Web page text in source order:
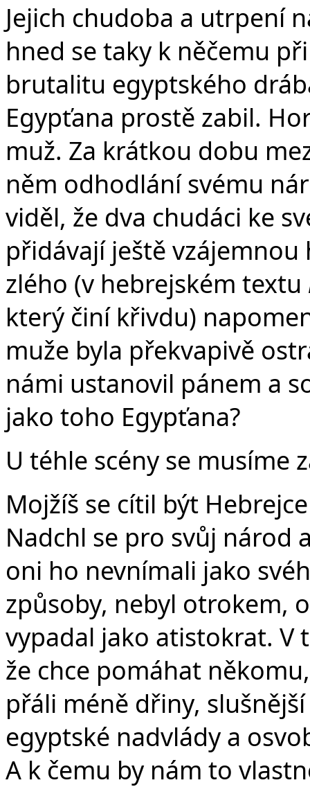
Jejich chudoba a utrpení
hned se taky k něčemu
brutalitu egyptského
Egypťana prostě zabil.
muž. Za krátkou dobu
něm odhodlání svému
viděl, že dva chudáci ke
přidávají ještě
zlého (v hebrejském textu
který činí křivdu)
muže byla překvapivě
námi ustanovil pánem a
jako toho Egypťana?
U téhle scény se musíme
Mojžíš se cítil být
Nadchl se pro svůj národ
oni ho nevnímali jako
způsoby, nebyl otrokem,
vypadal jako atistokrat. V
že chce pomáhat
přáli méně dřiny,
egyptské nadvlády a
A k čemu by nám to